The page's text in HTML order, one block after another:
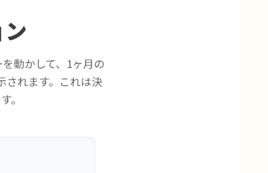
動かして、1ヶ月の
されます。これは決
。